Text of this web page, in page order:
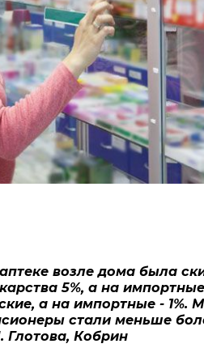
возле дома была
5%, а на импортные
а на импортные - 1%.
стали меньше
Глотова, Кобрин